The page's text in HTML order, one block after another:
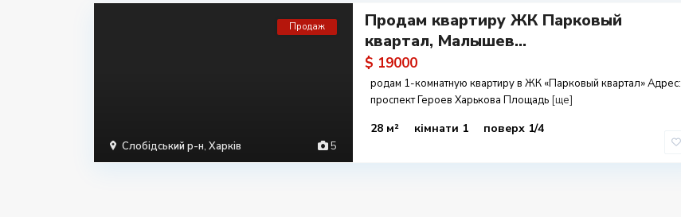
5
Слобідський р-н, Харків
Продаж
Продам квартиру ЖК Парковый
квартал, Малышев...
$ 19000
родам 1-комнатную квартиру в ЖК «Парковый квартал» Адрес:
проспект Героев Харькова Площадь [ще]
28 м² кімнати 1 поверх 1/4